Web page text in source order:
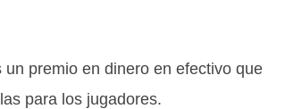
premio en dinero en efectivo que
para los jugadores.